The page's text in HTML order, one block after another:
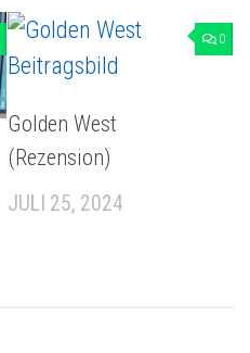
0
Golden West
(Rezension)
JULI 25, 2024